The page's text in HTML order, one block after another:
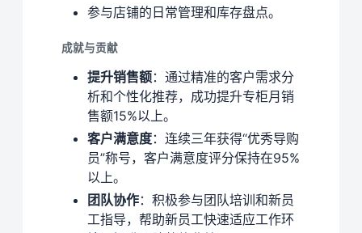
参与店铺的日常管理和库存盘点。
成就与贡献
提升销售额：通过精准的客户需求分
析和个性化推荐，成功提升专柜月销
售额15%以上。
客户满意度：连续三年获得“优秀导购
员”称号，客户满意度评分保持在95%
以上。
团队协作：积极参与团队培训和新员
工指导，帮助新员工快速适应工作环